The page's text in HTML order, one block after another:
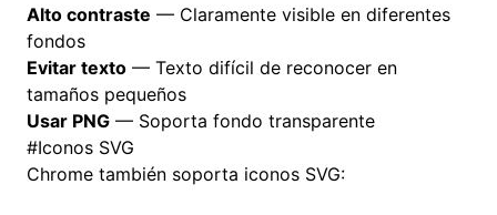
Alto contraste — Claramente visible en diferentes
fondos
Evitar texto — Texto difícil de reconocer en
tamaños pequeños
Usar PNG — Soporta fondo transparente
#Iconos SVG
Chrome también soporta iconos SVG: